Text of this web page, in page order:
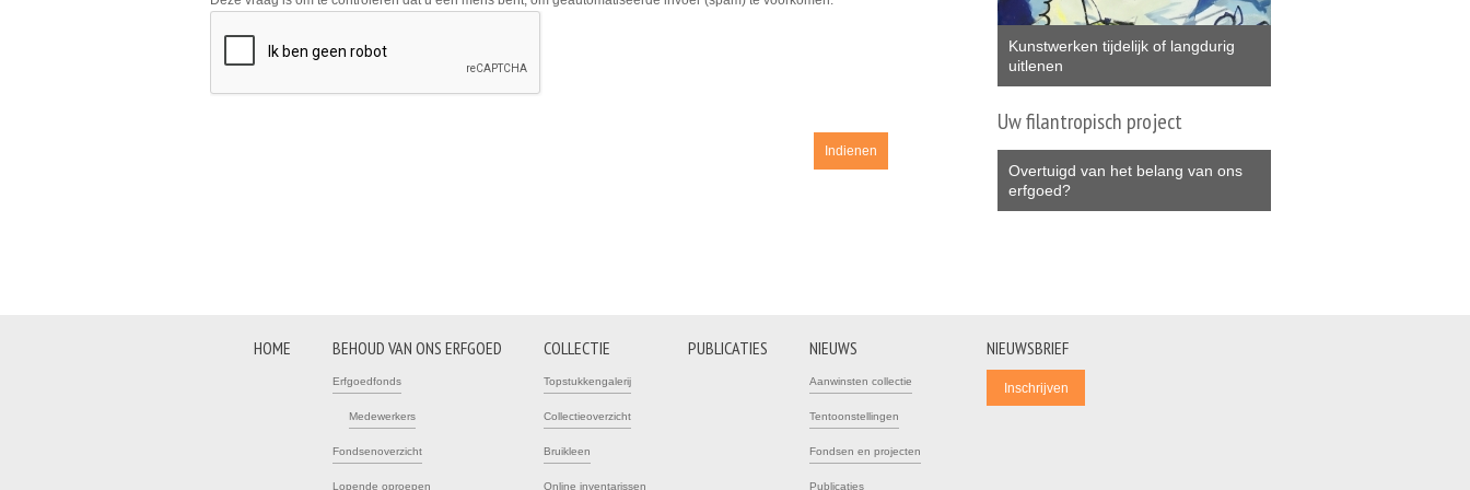
Kunstwerken tijdelijk of langdurig
uitlenen
Uw filantropisch project
Overtuigd van het belang van ons
erfgoed?
NIEUWSBRIEF
NIEUWS
Aanwinsten collectie
Tentoonstellingen
Fondsen en projecten
Publicaties
HOME BEHOUD VAN ONS ERFGOED
Erfgoedfonds
Medewerkers
Fondsenoverzicht
Lopende oproepen
COLLECTIE
Topstukkengalerij
Collectieoverzicht
Bruikleen
Online inventarissen
PUBLICATIES